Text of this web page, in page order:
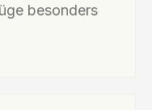
besonders